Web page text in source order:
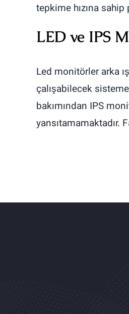
tepkime hızına
LED ve IPS
Led monitörler arka
çalışabilecek
bakımından IPS
yansıtamamaktadır.